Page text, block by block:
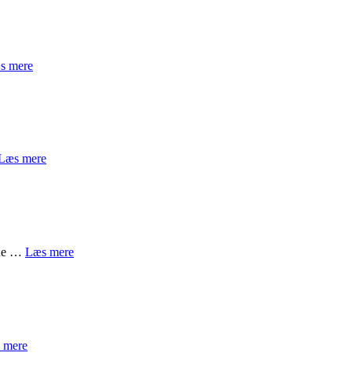
mere
mere
… Læs mere